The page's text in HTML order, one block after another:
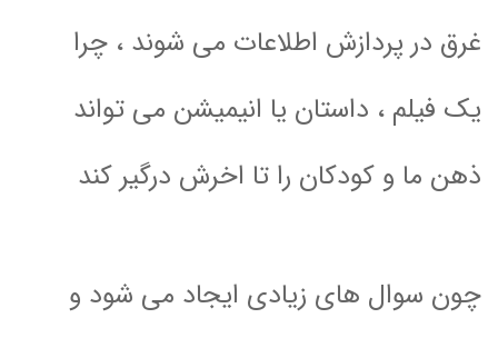
غرق در پردازش اطلاعات می شوند ، چرا
یک فیلم ، داستان یا انیمیشن می تواند
ذهن ما و کودکان را تا اخرش درگیر کند
چون سوال های زیادی ایجاد می شود و